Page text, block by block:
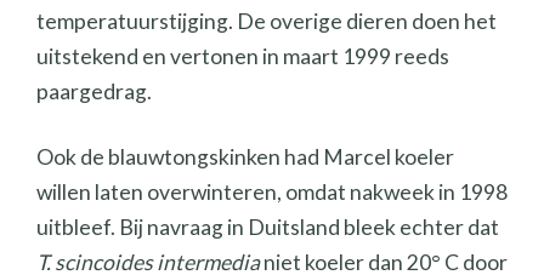
temperatuurstijging. De overige dieren doen het
uitstekend en vertonen in maart 1999 reeds
paargedrag.
Ook de blauwtongskinken had Marcel koeler
willen laten overwinteren, omdat nakweek in 1998
uitbleef. Bij navraag in Duitsland bleek echter dat
T. scincoides intermedianiet koeler dan 20° C door